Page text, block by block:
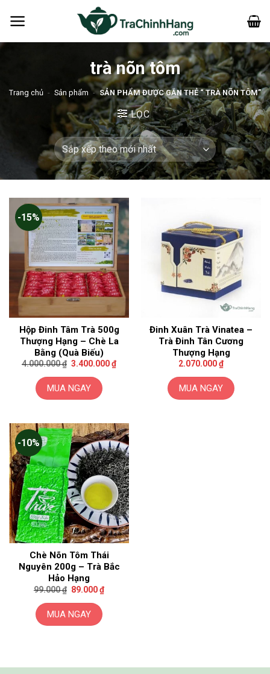
qua
trà nõn tôm
Trang chủ - Sản phẩm - SẢN PHẨM ĐƯỢC GẮN THẺ “ TRÀ NÕN TÔM”
LỌC
-15%
Hộp Đinh Tâm Trà 500g
Thượng Hạng – Chè La
Bằng (Quà Biếu)
4.000.000₫ Giá
là:
4.000.000 ₫.
3.400.000₫Giá
hiện
MUA NGAY
Đinh Xuân Trà Vinatea –
Trà Đinh Tân Cương
Thượng Hạng
2.070.000₫
MUA NGAY
-10%
Chè Nõn Tôm Thái
Nguyên 200g – Trà Bắc
Hảo Hạng
99.000₫ Giá
là:
99.000 ₫.
89.000₫Giá
hiện
MUA NGAY